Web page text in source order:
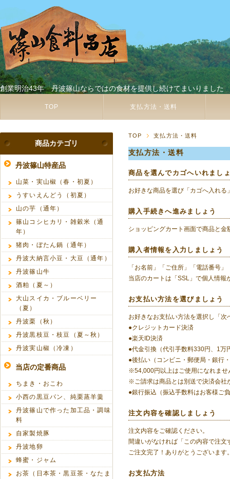
創業明治43年 丹波篠山ならではの食材を提供し続けてまいりました
TOP 支払方法・送料
TOP 支払方法・送料
支払方法・送料
商品を選んでカゴへいれまし
お好きな商品を選び「カゴへ入れ
購入手続きへ進みましょう
ショッピングカート画面で商品と
購入者情報を入力しましょう
「お名前」「ご住所」「電話番号
当店のカートは「SSL」で個人情報
お支払い方法を選びましょう
お好きなお支払い方法を選択し「
●クレジットカード決済
●楽天ID決済
●代金引換（代引手数料330円、1万
●後払い（コンビニ・郵便局・銀行
※54,000円以上はご使用になれませ
※ご請求は商品とは別送で決済会社
●銀行振込（振込手数料はお客様ご
注文内容を確認しましょう
注文内容をご確認ください。
間違いがなければ「この内容で注
ご注文完了！ありがとうございます
お支払方法
商品カテゴリ
丹波篠山特産品
山菜・実山椒（春・初夏）
うすいえんどう（初夏）
山の芋（通年）
篠山コシヒカリ・雑穀米（通
年）
猪肉・ぼたん鍋（通年）
丹波大納言小豆・大豆（通年）
丹波篠山牛
酒粕（夏～）
大山スイカ・ブルーベリー
（夏）
丹波栗（秋）
丹波黒枝豆・枝豆（夏～秋）
丹波実山椒（冷凍）
当店の定番商品
ちまき・おこわ
小西の黒豆パン、純栗蒸羊羹
丹波篠山で作った加工品・調味
料
自家製焼豚
丹波地卵
蜂蜜・ジャム
お茶（日本茶・黒豆茶・なたま